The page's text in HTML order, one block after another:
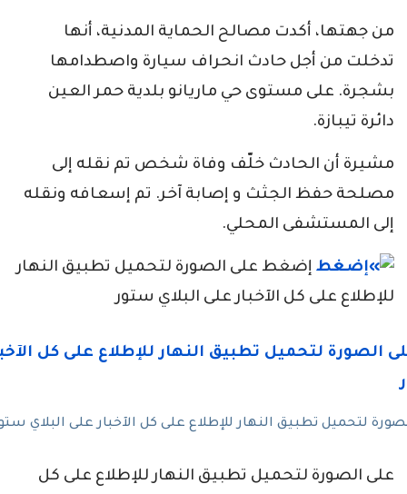
من جهتها، أكدت مصالح الحماية المدنية، أنها
تدخلت من أجل حادث انحراف سيارة واصطدامها
بشجرة. على مستوى حي ماريانو بلدية حمر العين
دائرة تيبازة.
مشيرة أن الحادث خلّف وفاة شخص تم نقله إلى
مصلحة حفظ الجثث و إصابة آخر. تم إسعافه ونقله
إلى المستشفى المحلي.
إضغط على الصورة لتحميل تطبيق النهار
للإطلاع على كل الآخبار على البلاي ستور
لتحميل تطبيق النهار للإطلاع على كل الآخبار على البلاي
على الصورة لتحميل تطبيق النهار للإطلاع على كل